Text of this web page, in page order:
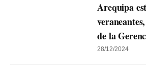
Arequipa
de la
28/12/2024